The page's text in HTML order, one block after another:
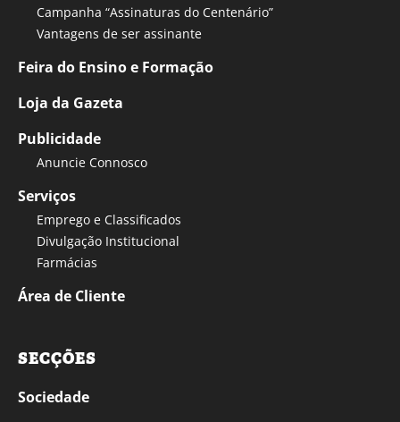
Campanha “Assinaturas do Centenário”
Vantagens de ser assinante
Feira do Ensino e Formação
Loja da Gazeta
Publicidade
Anuncie Connosco
Serviços
Emprego e Classificados
Divulgação Institucional
Farmácias
Área de Cliente
SECÇÕES
Sociedade